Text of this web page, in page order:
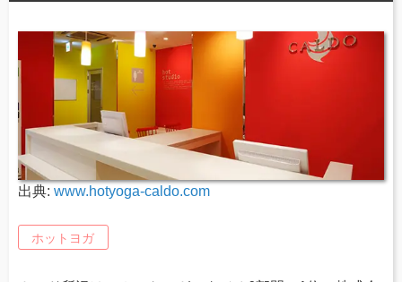
出典: www.hotyoga-caldo.com
ホットヨガ